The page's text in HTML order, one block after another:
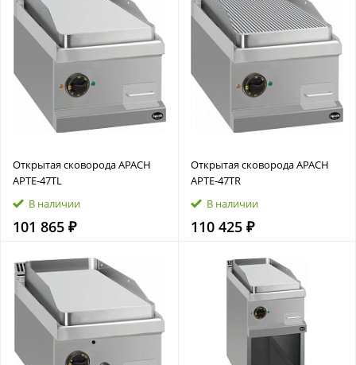
Открытая сковорода APACH
APTE‑47TL
В наличии
101 865 ₽
Открытая сковорода APACH
APTE‑47TR
В наличии
110 425 ₽